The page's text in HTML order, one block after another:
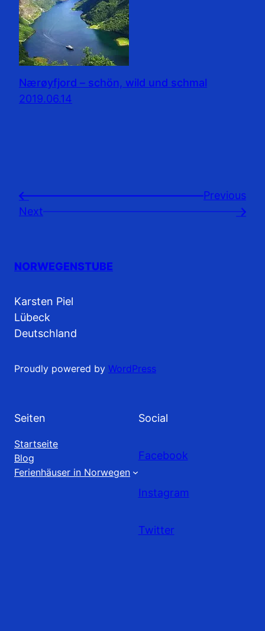
Nærøyfjord – schön, wild und schmal
2019.06.14
←
Previousㅤ
Next
→
NORWEGENSTUBE
Karsten Piel
Lübeck
Deutschland
Proudly powered by WordPress
Seiten
Startseite
Blog
Ferienhäuser in Norwegen
Social
Facebook
Instagram
Twitter